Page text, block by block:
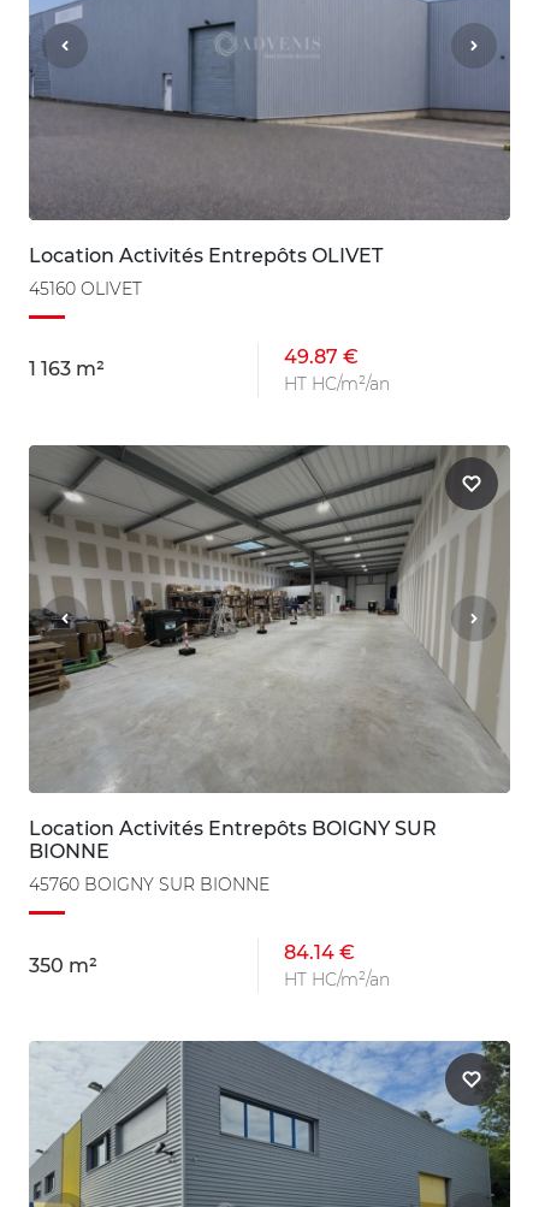
Location Activités Entrepôts OLIVET
45160 OLIVET
1 163 m²
49.87 €
HT HC/m²/an
Location Activités Entrepôts BOIGNY SUR
BIONNE
45760 BOIGNY SUR BIONNE
350 m²
84.14 €
HT HC/m²/an